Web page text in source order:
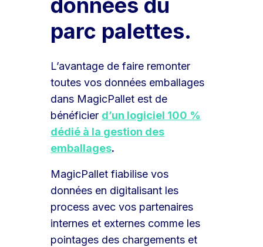
données du
parc palettes.
L’avantage de faire remonter
toutes vos données emballages
dans MagicPallet est de
bénéficier d’un logiciel 100 %
dédié à la gestion des
emballages.
MagicPallet fiabilise vos
données en digitalisant les
process avec vos partenaires
internes et externes comme les
pointages des chargements et